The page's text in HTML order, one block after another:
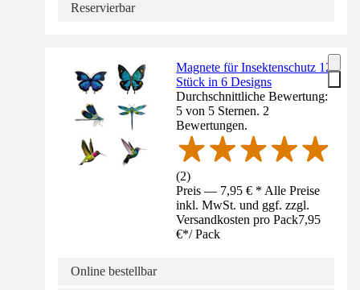
Reservierbar
Magnete für Insektenschutz 12
Stück in 6 Designs
Durchschnittliche Bewertung:
5 von 5 Sternen. 2
Bewertungen.
(2)
Preis — 7,95 € * Alle Preise
inkl. MwSt. und ggf. zzgl.
Versandkosten pro Pack7,95
€*/ Pack
Online bestellbar